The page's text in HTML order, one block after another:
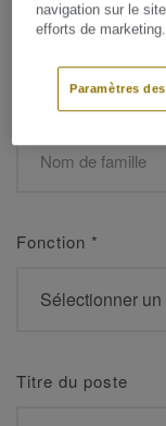
Fonction *
Titre du poste
navigation sur le
efforts de marketing.
Paramètres